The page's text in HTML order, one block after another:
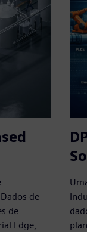
de
de
Edge,